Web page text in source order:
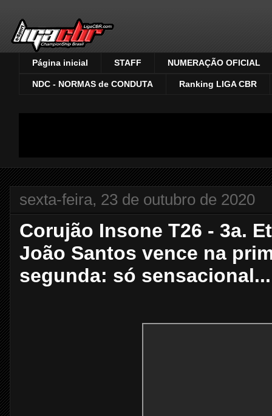
Página inicial STAFF NUMERAÇÃO OFICIAL
NDC - NORMAS de CONDUTA Ranking LIGA CBR
sexta-feira, 23 de outubro de 2020
Corujão Insone T26 - 3a.
João Santos vence na
segunda: só sensacional...